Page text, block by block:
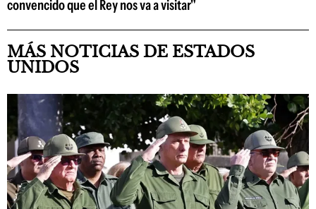
convencido que el Rey nos va a visitar"
MÁS NOTICIAS DE ESTADOS
UNIDOS